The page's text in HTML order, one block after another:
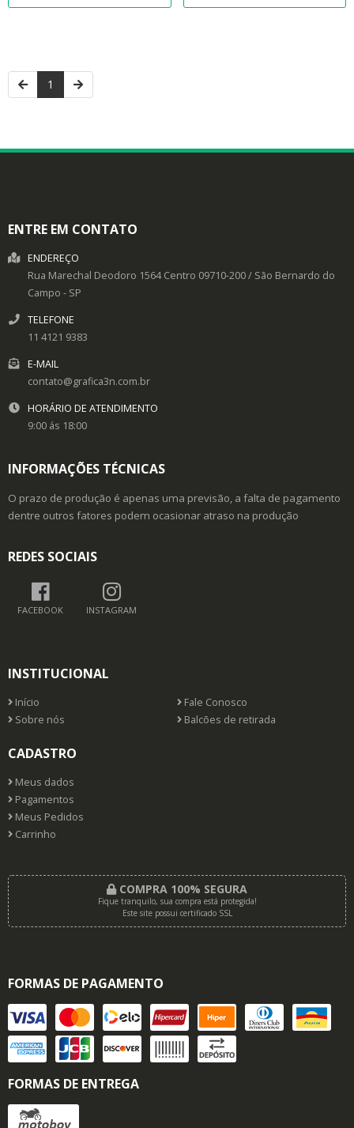
1
ENTRE EM CONTATO
ENDEREÇO
Rua Marechal Deodoro 1564 Centro 09710-200/ São Bernardo do
Campo - SP
TELEFONE
11 4121 9383
E-MAIL
contato@grafica3n.com.br
HORÁRIO DE ATENDIMENTO
9:00 ás 18:00
INFORMAÇÕES TÉCNICAS
O prazo de produção é apenas uma previsão, a falta de pagamento
dentre outros fatores podem ocasionar atraso na produção
REDES SOCIAIS
FACEBOOK INSTAGRAM
INSTITUCIONAL
Início
Fale Conosco
Sobre nós
Balcões de retirada
CADASTRO
Meus dados
Pagamentos
Meus Pedidos
Carrinho
COMPRA 100% SEGURA
Fique tranquilo, sua compra está protegida!
Este site possui certificado SSL
FORMAS DE PAGAMENTO
FORMAS DE ENTREGA